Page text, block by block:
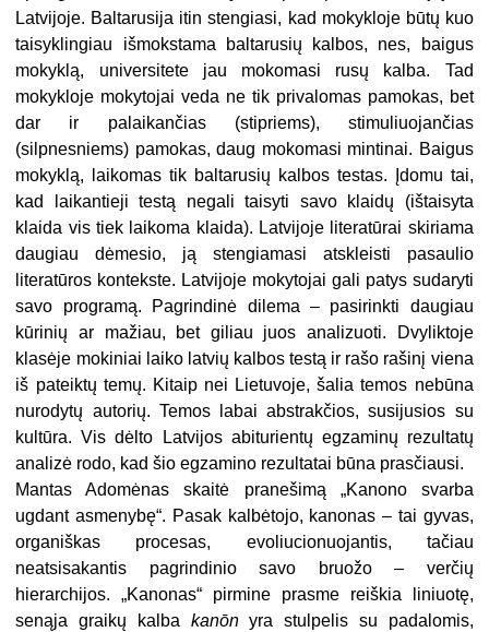
Latvijoje. Baltarusija itin stengiasi, kad mokykloje būtų kuo
taisyklingiau išmokstama baltarusių kalbos, nes, baigus
mokyklą, universitete jau mokomasi rusų kalba. Tad
mokykloje mokytojai veda ne tik privalomas pamokas, bet
dar ir palaikančias (stipriems), stimuliuojančias
(silpnesniems) pamokas, daug mokomasi mintinai. Baigus
mokyklą, laikomas tik baltarusių kalbos testas. Įdomu tai,
kad laikantieji testą negali taisyti savo klaidų (ištaisyta
klaida vis tiek laikoma klaida). Latvijoje literatūrai skiriama
daugiau dėmesio, ją stengiamasi atskleisti pasaulio
literatūros kontekste. Latvijoje mokytojai gali patys sudaryti
savo programą. Pagrindinė dilema – pasirinkti daugiau
kūrinių ar mažiau, bet giliau juos analizuoti. Dvyliktoje
klasėje mokiniai laiko latvių kalbos testą ir rašo rašinį viena
iš pateiktų temų. Kitaip nei Lietuvoje, šalia temos nebūna
nurodytų autorių. Temos labai abstrakčios, susijusios su
kultūra. Vis dėlto Latvijos abiturientų egzaminų rezultatų
analizė rodo, kad šio egzamino rezultatai būna prasčiausi.
Mantas Adomėnas skaitė pranešimą „Kanono svarba
ugdant asmenybę“. Pasak kalbėtojo, kanonas – tai gyvas,
organiškas procesas, evoliucionuojantis, tačiau
neatsisakantis pagrindinio savo bruožo – verčių
hierarchijos. „Kanonas“ pirmine prasme reiškia liniuotę,
senąja graikų kalba kanōnyra stulpelis su padalomis,